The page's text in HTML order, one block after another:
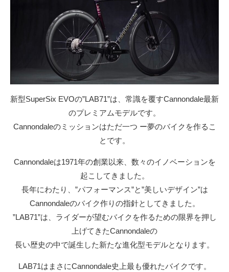
新型SuperSix EVOの”LAB71”は、常識を覆すCannondale最新
のプレミアムモデルです。
Cannondaleのミッションはただ一つ ー夢のバイクを作るこ
とです。
Cannondaleは1971年の創業以来、数々のイノベーションを
起こしてきました。
長年にわたり、”パフォーマンス”と”美しいデザイン”は
Cannondaleのバイク作りの指針としてきました。
”LAB71”は、ライダーが望むバイクを作るための限界を押し
上げてきたCannondaleの
長い歴史の中で誕生した新たな進化型モデルとなります。
LAB71はまさにCannondale史上最も優れたバイクです。